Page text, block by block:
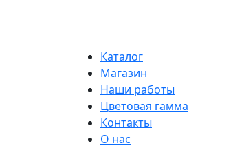
Каталог
Магазин
Наши работы
Цветовая гамма
Контакты
О нас